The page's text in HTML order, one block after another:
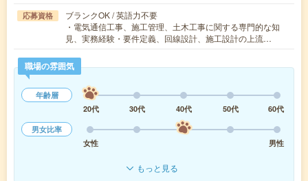
応募資格
ブランクOK / 英語力不要
・電気通信工事、施工管理、土木工事に関する専門的な知
見、実務経験・要件定義、回線設計、施工設計の上流…
職場の雰囲気
年齢層
20代
30代 40代 50代
60代
男女比率
女性
男性
もっと見る